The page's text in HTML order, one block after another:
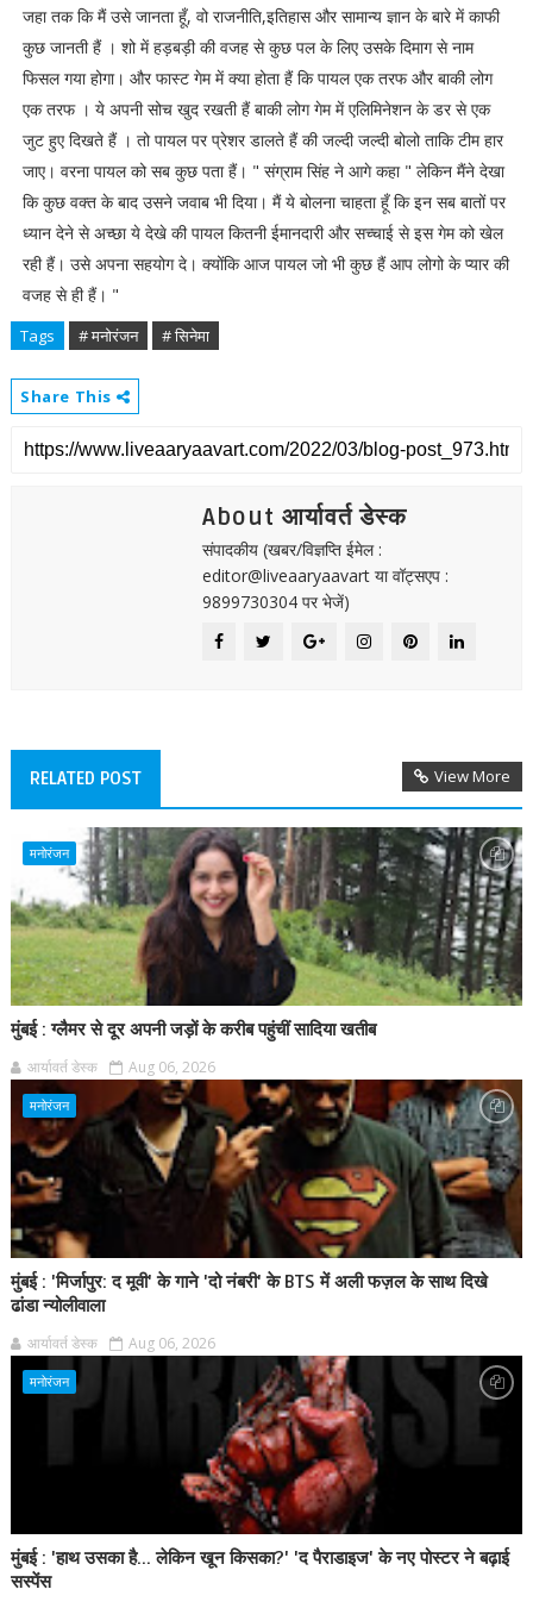
जहा तक कि मैं उसे जानता हूँ, वो राजनीति,इतिहास और सामान्य ज्ञान के बारे में काफी
कुछ जानती हैं । शो में हड़बड़ी की वजह से कुछ पल के लिए उसके दिमाग से नाम
फिसल गया होगा। और फास्ट गेम में क्या होता हैं कि पायल एक तरफ और बाकी लोग
एक तरफ । ये अपनी सोच खुद रखती हैं बाकी लोग गेम में एलिमिनेशन के डर से एक
जुट हुए दिखते हैं । तो पायल पर प्रेशर डालते हैं की जल्दी जल्दी बोलो ताकि टीम हार
जाए। वरना पायल को सब कुछ पता हैं। " संग्राम सिंह ने आगे कहा " लेकिन मैंने देखा
कि कुछ वक्त के बाद उसने जवाब भी दिया। मैं ये बोलना चाहता हूँ कि इन सब बातों पर
ध्यान देने से अच्छा ये देखे की पायल कितनी ईमानदारी और सच्चाई से इस गेम को खेल
रही हैं। उसे अपना सहयोग दे। क्योंकि आज पायल जो भी कुछ हैं आप लोगो के प्यार की
वजह से ही हैं। "
Tags # मनोरंजन # सिनेमा
Share This
About आर्यावर्त डेस्क
संपादकीय (खबर/विज्ञप्ति ईमेल :
editor@liveaaryaavart या वॉट्सएप :
9899730304 पर भेजें)
RELATED POST View More
मनोरंजन
मुंबई : ग्लैमर से दूर अपनी जड़ों के करीब पहुंचीं सादिया खतीब
आर्यावर्त डेस्क Aug 06, 2026
मनोरंजन
मुंबई : 'मिर्जापुर: द मूवी' के गाने 'दो नंबरी' के BTS में अली फज़ल के साथ दिखे
ढांडा न्योलीवाला
आर्यावर्त डेस्क Aug 06, 2026
मनोरंजन
मुंबई : 'हाथ उसका है... लेकिन खून किसका?' 'द पैराडाइज' के नए पोस्टर ने बढ़ाई
सस्पेंस